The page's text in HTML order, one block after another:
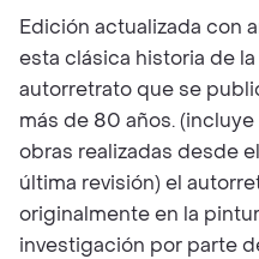
Edición actualizada con
esta clásica historia de
autorretrato que se
más de 80 años.
obras realizadas desde
última revisión) el
originalmente en la
investigación por parte